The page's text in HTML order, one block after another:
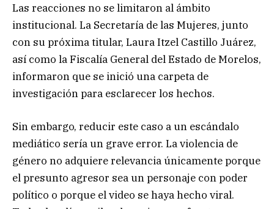
Las reacciones no se limitaron al ámbito
institucional. La Secretaría de las Mujeres, junto
con su próxima titular, Laura Itzel Castillo Juárez,
así como la Fiscalía General del Estado de Morelos,
informaron que se inició una carpeta de
investigación para esclarecer los hechos.
Sin embargo, reducir este caso a un escándalo
mediático sería un grave error. La violencia de
género no adquiere relevancia únicamente porque
el presunto agresor sea un personaje con poder
político o porque el video se haya hecho viral.